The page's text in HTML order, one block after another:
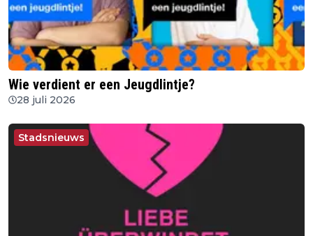
Wie verdient er een Jeugdlintje?
28 juli 2026
Stadsnieuws